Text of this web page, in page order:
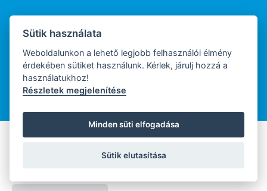
WEBFEJLESZTŐ
Sütik használata
Weboldalunkon a lehető legjobb felhasználói élmény
érdekében sütiket használunk. Kérlek, járulj hozzá a
használatukhoz!
Részletek megjelenítése
Minden süti elfogadása
Sütik elutasítása